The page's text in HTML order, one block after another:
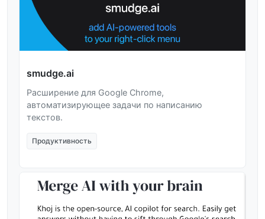
smudge.ai
Расширение для Google Chrome,
автоматизирующее задачи по написанию
текстов.
Продуктивность